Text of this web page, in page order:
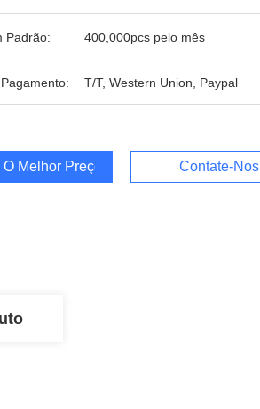
Padrão: 400,000pcs pelo mês
T/T, Western Union, Paypal
O Melhor Preço Contate-Nos